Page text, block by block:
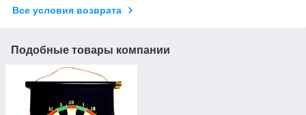
Все условия возврата
Подобные товары компании